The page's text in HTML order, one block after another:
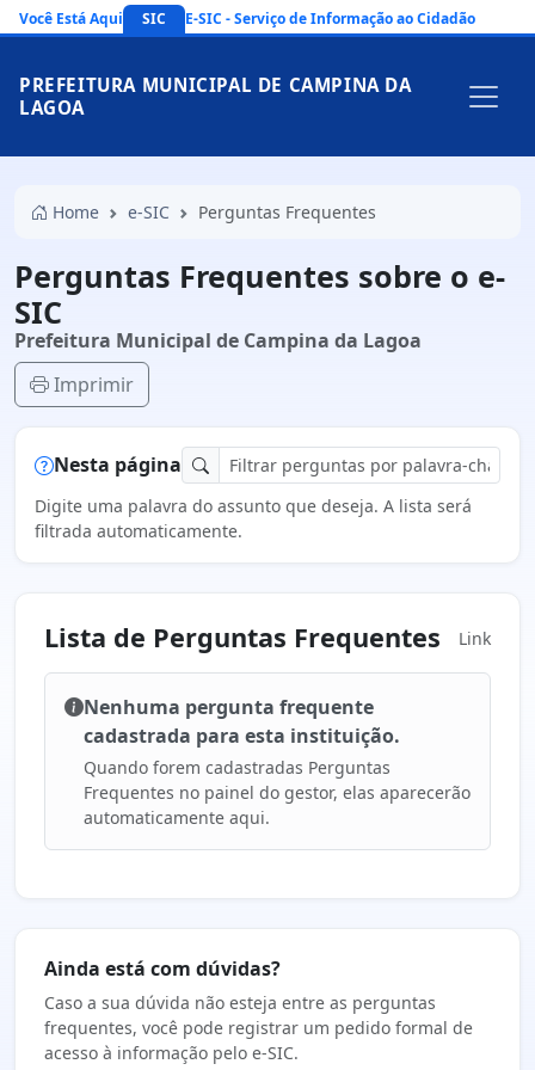
Você Está Aqui SIC E-SIC - Serviço de Informação ao Cidadão
PREFEITURA MUNICIPAL DE CAMPINA DA
LAGOA
Home e-SIC Perguntas Frequentes
Perguntas Frequentes sobre o e-
SIC
Prefeitura Municipal de Campina da Lagoa
Imprimir
Nesta página
Digite uma palavra do assunto que deseja. A lista será
filtrada automaticamente.
Lista de Perguntas Frequentes Link
Nenhuma pergunta frequente
cadastrada para esta instituição.
Quando forem cadastradas Perguntas
Frequentes no painel do gestor, elas aparecerão
automaticamente aqui.
Ainda está com dúvidas?
Caso a sua dúvida não esteja entre as perguntas
frequentes, você pode registrar um pedido formal de
acesso à informação pelo e-SIC.